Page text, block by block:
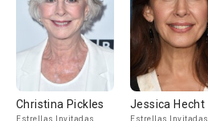
Christina Pickles
Estrellas Invitadas
Jessica Hecht
Estrellas Invitadas